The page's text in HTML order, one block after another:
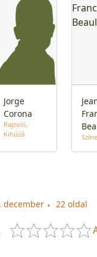
Jorge
Corona
Rajzoló
Kihúzó
december 22 oldal